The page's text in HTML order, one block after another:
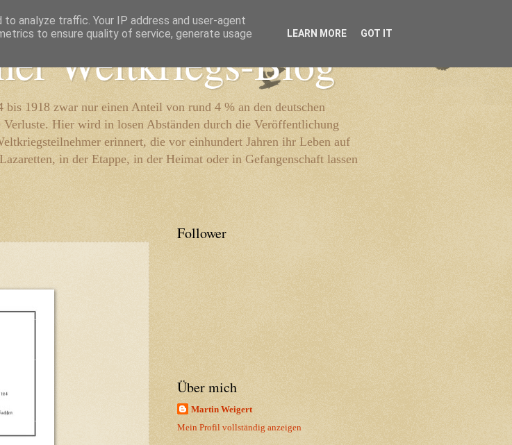
Weltkriegs-Blog
1918 zwar nur einen Anteil von rund 4 % an den deutschen
Hier wird in losen Abständen durch die Veröffentlichung
erinnert, die vor einhundert Jahren ihr Leben auf
in der Etappe, in der Heimat oder in Gefangenschaft lassen
Follower
Über mich
Martin Weigert
Mein Profil vollständig anzeigen
analyze traffic. Your IP address and user-agent
to ensure quality of service, generate usage
LEARN MORE GOT IT